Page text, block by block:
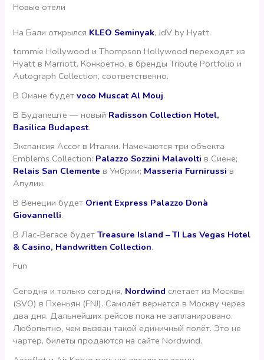
Новые отели
На Бали открылся KLEO Seminyak, JdV by Hyatt.
tommie Hollywood и Thompson Hollywood переходят из
Hyatt в Marriott. Конкретно, в бренды Tribute Portfolio и
Autograph Collection, соответственно.
В Омане будетvoco Muscat Al Mouj.
В Будапеште — новый Radisson Collection Hotel,
Basilica Budapest.
Экспансия Accor в Италии. Намечаются три объекта
Emblems Collection: Palazzo Sozzini Malavolti в Сиене;
Relais San Clemente в Умбрии; Masseria Furnirussi в
Апулии.
В Венеции будет Orient Express Palazzo Donà
Giovannelli.
В Лас-Вегасе будетTreasure Island – TI Las Vegas Hotel
& Casino, Handwritten Collection.
Fun
Сегодня и только сегодня, Nordwind слетает из Москвы
(SVO) в Пхеньян (FNJ). Самолёт вернется в Москву через
два дня. Дальнейших рейсов пока не запланировано.
Любопытно, чем вызван такой единичный полёт. Это не
чартер, билеты продаются на сайте Nordwind.